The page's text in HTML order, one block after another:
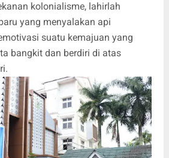
kolonialisme, lahirlah
yang menyalakan api
suatu kemajuan yang
bangkit dan berdiri di atas